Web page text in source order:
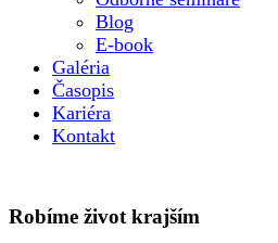
Blog
E-book
Galéria
Časopis
Kariéra
Kontakt
Robíme život krajším